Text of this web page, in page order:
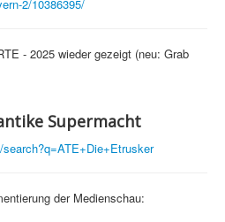
2/10386395/
- 2025 wieder gezeigt (neu: Grab
Supermacht
der Medienschau: